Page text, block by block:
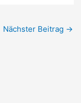
Nächster Beitrag →